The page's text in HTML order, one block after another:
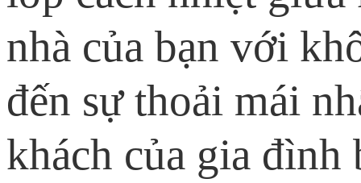
nhà của bạn với
đến sự thoải mái
khách của gia đình